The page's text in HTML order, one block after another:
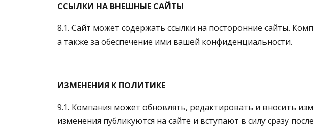
ССЫЛКИ НА ВНЕШНЫЕ САЙТЫ
8.1. Сайт может содержать ссылки на посторонние сайты.
а также за обеспечение ими вашей конфиденциальности.
ИЗМЕНЕНИЯ К ПОЛИТИКЕ
9.1. Компания может обновлять, редактировать и вносить
изменения публикуются на сайте и вступают в силу сразу